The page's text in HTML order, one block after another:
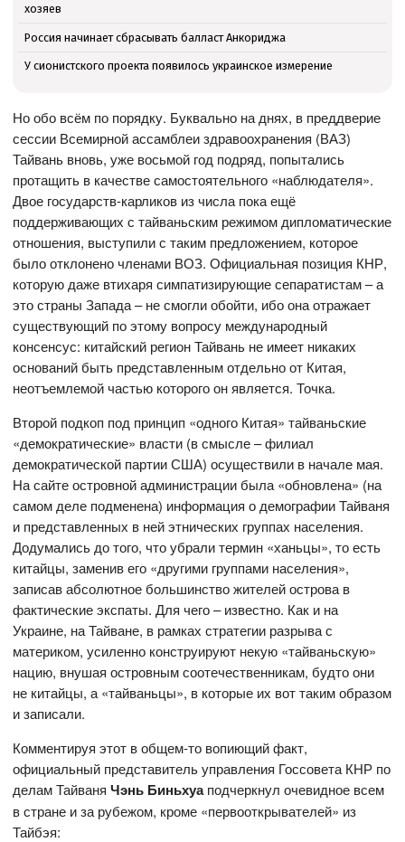
хозяев
Россия начинает сбрасывать балласт Анкориджа
У сионистского проекта появилось украинское измерение
Но обо всём по порядку. Буквально на днях, в преддверие
сессии Всемирной ассамблеи здравоохранения (ВАЗ)
Тайвань вновь, уже восьмой год подряд, попытались
протащить в качестве самостоятельного «наблюдателя».
Двое государств-карликов из числа пока ещё
поддерживающих с тайваньским режимом дипломатические
отношения, выступили с таким предложением, которое
было отклонено членами ВОЗ. Официальная позиция КНР,
которую даже втихаря симпатизирующие сепаратистам – а
это страны Запада – не смогли обойти, ибо она отражает
существующий по этому вопросу международный
консенсус: китайский регион Тайвань не имеет никаких
оснований быть представленным отдельно от Китая,
неотъемлемой частью которого он является. Точка.
Второй подкоп под принцип «одного Китая» тайваньские
«демократические» власти (в смысле – филиал
демократической партии США) осуществили в начале мая.
На сайте островной администрации была «обновлена» (на
самом деле подменена) информация о демографии Тайваня
и представленных в ней этнических группах населения.
Додумались до того, что убрали термин «ханьцы», то есть
китайцы, заменив его «другими группами населения»,
записав абсолютное большинство жителей острова в
фактические экспаты. Для чего – известно. Как и на
Украине, на Тайване, в рамках стратегии разрыва с
материком, усиленно конструируют некую «тайваньскую»
нацию, внушая островным соотечественникам, будто они
не китайцы, а «тайваньцы», в которые их вот таким образом
и записали.
Комментируя этот в общем-то вопиющий факт,
официальный представитель управления Госсовета КНР по
делам ТайваняЧэнь Биньхуаподчеркнул очевидное всем
в стране и за рубежом, кроме «первооткрывателей» из
Тайбэя: